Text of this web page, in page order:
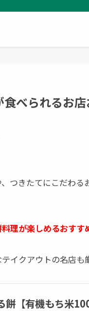
食べられるお
つきたてにこだわ
理が楽しめるおすす
イクアウトの名店も
餅【有機もち米